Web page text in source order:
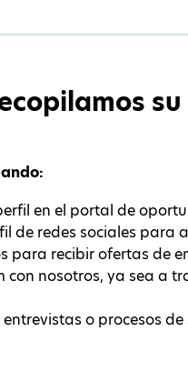
en el portal de
de redes sociales para
para recibir ofertas de
con nosotros, ya sea a
o procesos de